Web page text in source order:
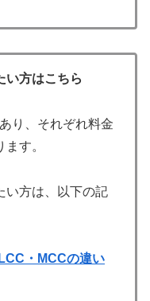
い方はこちら
り、それぞれ料金
す。
い方は、以下の記
・MCCの違い